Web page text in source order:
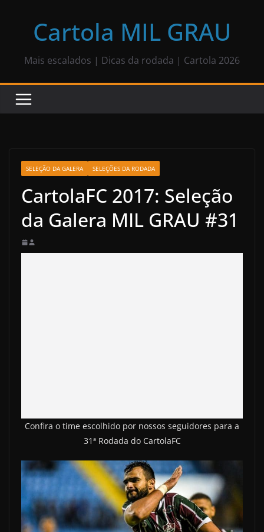
Cartola MIL GRAU
Mais escalados | Dicas da rodada | Cartola 2026
SELEÇÃO DA GALERA SELEÇÕES DA RODADA
CartolaFC 2017: Seleção
da Galera MIL GRAU #31
Confira o time escolhido por nossos seguidores para a
31ª Rodada do CartolaFC